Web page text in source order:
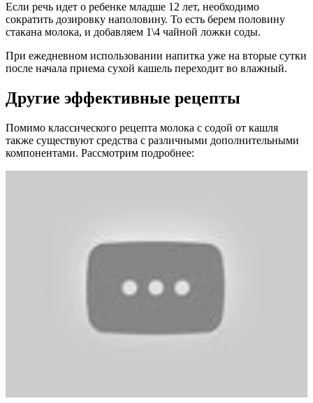
Если речь идет о ребенке младше 12 лет, необходимо
сократить дозировку наполовину. То есть берем половину
стакана молока, и добавляем 1\4 чайной ложки соды.
При ежедневном использовании напитка уже на вторые сутки
после начала приема сухой кашель переходит во влажный.
Другие эффективные рецепты
Помимо классического рецепта молока с содой от кашля
также существуют средства с различными дополнительными
компонентами. Рассмотрим подробнее: